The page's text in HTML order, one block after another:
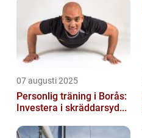
07 augusti 2025
Personlig träning i Borås:
Investera i skräddarsyd...